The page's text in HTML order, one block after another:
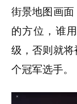
街景地图画
的方位，谁
级，否则就
个冠军选手。